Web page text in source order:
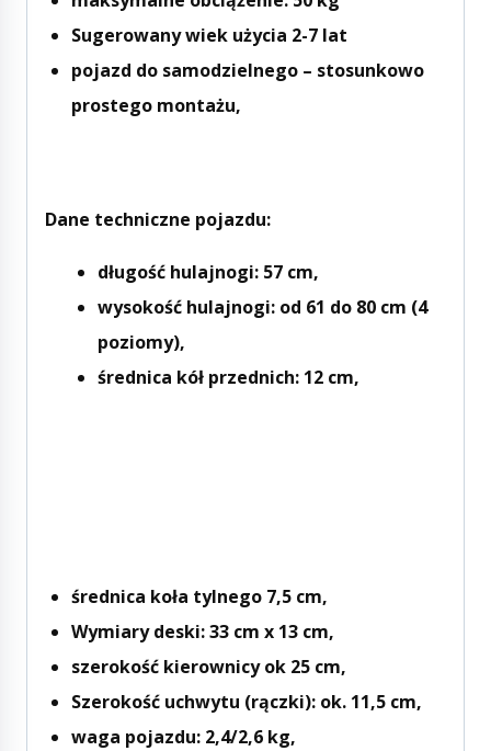
Sugerowany wiek użycia 2-7 lat
pojazd do samodzielnego – stosunkowo
prostego montażu,
Dane techniczne pojazdu:
długość hulajnogi: 57 cm,
wysokość hulajnogi: od 61 do 80 cm (4
poziomy),
średnica kół przednich: 12 cm,
średnica koła tylnego 7,5 cm,
Wymiary deski: 33 cm x 13 cm,
szerokość kierownicy ok 25 cm,
Szerokość uchwytu (rączki): ok. 11,5 cm,
waga pojazdu: 2,4/2,6 kg,